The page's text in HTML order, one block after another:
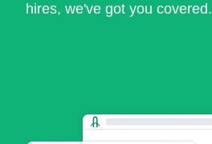
hires, we've got you covered.